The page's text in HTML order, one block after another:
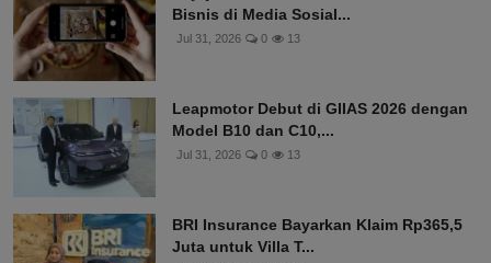
Bisnis di Media Sosial...
Jul 31, 2026 0 13
Leapmotor Debut di GIIAS 2026 dengan
Model B10 dan C10,...
Jul 31, 2026 0 13
BRI Insurance Bayarkan Klaim Rp365,5
Juta untuk Villa T...